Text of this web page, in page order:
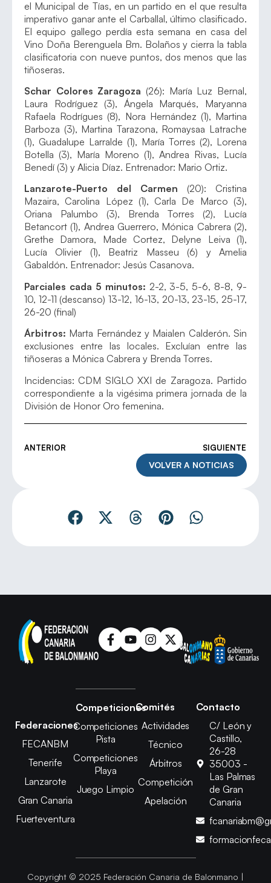
el Municipal de Tías, en un partido en el que resulta
imperativo ganar ante el Carballal, último clasificado.
El equipo gallego perdía esta semana en casa del
Vino Doña Berenguela Bm. Bolaños y cierra la tabla
clasificatoria con nueve puntos, dos menos que las
tiñoseras.
Schar Colores Zaragoza (26): María Luz Bernal,
Laura Rodríguez (3), Ángela Marqués, Maryanna
Rafaela Rodrígues (8), Nora Hernández (1), Martina
Barboza (3), Martina Tarazona, Romaysaa Latrache
(1), Guadalupe Larralde (1), María Torres (2), Lorena
Botella (3), María Moreno (1), Andrea Rivas, Lucía
Benedí (3) y Alicia Díaz. Entrenador: Mario Ortiz.
Lanzarote-Puerto del Carmen (20): Cristina
Mazaira, Carolina López (1), Carla De Marco (3),
Oriana Palumbo (3), Brenda Torres (2), Lucía
Betancort (1), Andrea Guerrero, Mónica Cabrera (2),
Grethe Damora, Made Cortez, Delyne Leiva (1),
Lucía Olivier (1), Beatriz Masseu (6) y Amelia
Gabaldón. Entrenador: Jesús Casanova.
Parciales cada 5 minutos: 2-2, 3-5, 5-6, 8-8, 9-
10, 12-11 (descanso) 13-12, 16-13, 20-13, 23-15, 25-17,
26-20 (final)
Árbitros: Marta Fernández y Maialen Calderón. Sin
exclusiones entre las locales. Excluían entre las
tiñoseras a Mónica Cabrera y Brenda Torres.
Incidencias: CDM SIGLO XXI de Zaragoza. Partido
correspondiente a la vigésima primera jornada de la
División de Honor Oro femenina.
ANTERIOR SIGUIENTE
VOLVER A NOTICIAS
Federaciones
FECANBM
Tenerife
Lanzarote
Gran Canaria
Fuerteventura
Competiciones
Competiciones
Pista
Competiciones
Playa
Juego Limpio
Comités
Actividades
Técnico
Árbitros
Competición
Apelación
Contacto
C/ León y
Castillo,
26-28
35003 -
Las Palmas
de Gran
Canaria
Copyright © 2025 Federación Canaria de Balonmano |